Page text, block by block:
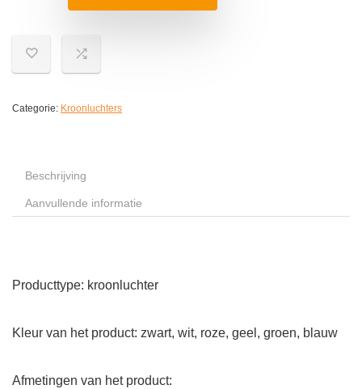
Categorie: Kroonluchters
Beschrijving
Aanvullende informatie
Producttype: kroonluchter
Kleur van het product: zwart, wit, roze, geel, groen, blauw
Afmetingen van het product: